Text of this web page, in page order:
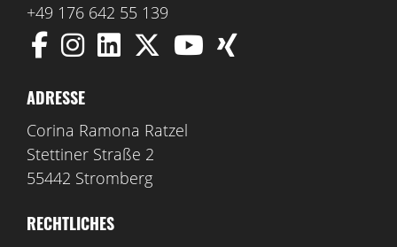
+49 176 642 55 139
ADRESSE
Corina Ramona Ratzel
Stettiner Straße 2
55442 Stromberg
RECHTLICHES